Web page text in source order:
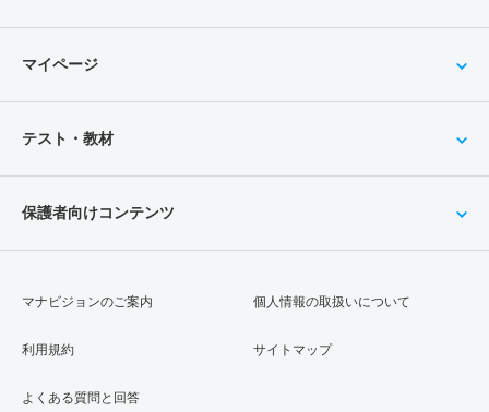
マイページ
テスト・教材
保護者向けコンテンツ
マナビジョンのご案内
利用規約
よくある質問と回答
個人情報の取扱いについて
サイトマップ